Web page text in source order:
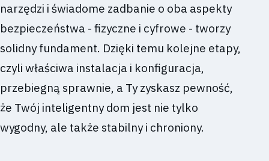
narzędzi i świadome zadbanie o oba aspekty
bezpieczeństwa - fizyczne i cyfrowe - tworzy
solidny fundament. Dzięki temu kolejne etapy,
czyli właściwa instalacja i konfiguracja,
przebiegną sprawnie, a Ty zyskasz pewność,
że Twój inteligentny dom jest nie tylko
wygodny, ale także stabilny i chroniony.